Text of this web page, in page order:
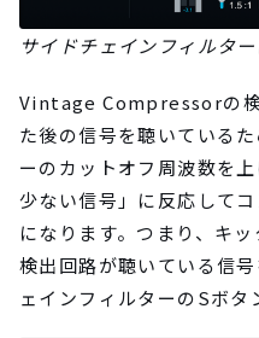
サイドチェインフィルター
Vintage Compressorの検
た後の信号を聴いている
ーのカットオフ周波数を
少ない信号」に反応して
になります。つまり、キ
検出回路が聴いている信
ェインフィルターのSボタ